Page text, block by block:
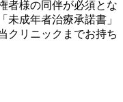
者様の同伴が必須とな
未成年者治療承諾書」
クリニックまでお持ち